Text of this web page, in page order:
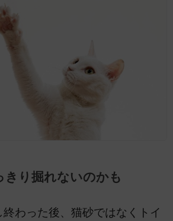
きり掘れないのかも
わった後、猫砂ではなくトイ